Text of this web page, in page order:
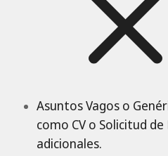
Asuntos Vagos o
como CV o Solicitud
adicionales.